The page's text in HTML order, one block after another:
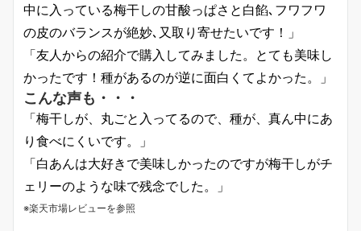
中に入っている梅干しの甘酸っぱさと白餡､フワフワ
の皮のバランスが絶妙､又取り寄せたいです！」
「友人からの紹介で購入してみました。とても美味し
かったです！種があるのが逆に面白くてよかった。」
こんな声も・・・
「梅干しが、丸ごと入ってるので、種が、真ん中にあ
り食べにくいです。」
「白あんは大好きで美味しかったのですが梅干しがチ
ェリーのような味で残念でした。」
※楽天市場レビューを参照